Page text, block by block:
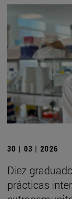
30 | 03 | 2026
Diez
prácticas